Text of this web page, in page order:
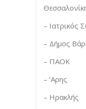
– Ιατρικός
– Δήμος
– ΠΑΟΚ
– ‘Αρης
– Ηρακλής